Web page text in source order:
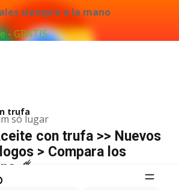
siempre a la mano
- GRATIS
só lugar
trufa
con trufa >> Nuevos
> Compara los
☄️
resultados para este